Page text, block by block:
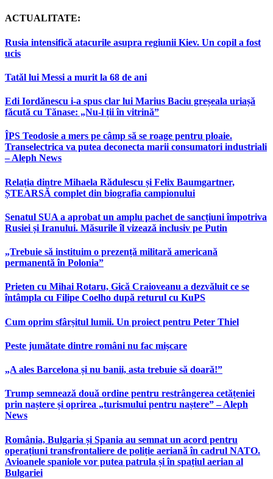
ACTUALITATE:
Rusia intensifică atacurile asupra regiunii Kiev. Un copil a fost
ucis
Tatăl lui Messi a murit la 68 de ani
Edi Iordănescu i-a spus clar lui Marius Baciu greșeala uriașă
făcută cu Tănase: „Nu-l ții în vitrină”
ÎPS Teodosie a mers pe câmp să se roage pentru ploaie.
Transelectrica va putea deconecta marii consumatori industriali
– Aleph News
Relația dintre Mihaela Rădulescu și Felix Baumgartner,
ȘTEARSĂ complet din biografia campionului
Senatul SUA a aprobat un amplu pachet de sancțiuni împotriva
Rusiei și Iranului. Măsurile îl vizează inclusiv pe Putin
„Trebuie să instituim o prezență militară americană
permanentă în Polonia”
Prieten cu Mihai Rotaru, Gică Craioveanu a dezvăluit ce se
întâmpla cu Filipe Coelho după returul cu KuPS
Cum oprim sfârșitul lumii. Un proiect pentru Peter Thiel
Peste jumătate dintre români nu fac mișcare
„A ales Barcelona și nu banii, asta trebuie să doară!”
Trump semnează două ordine pentru restrângerea cetățeniei
prin naștere și oprirea „turismului pentru naștere” – Aleph
News
România, Bulgaria și Spania au semnat un acord pentru
operațiuni transfrontaliere de poliție aeriană în cadrul NATO.
Avioanele spaniole vor putea patrula și în spațiul aerian al
Bulgariei